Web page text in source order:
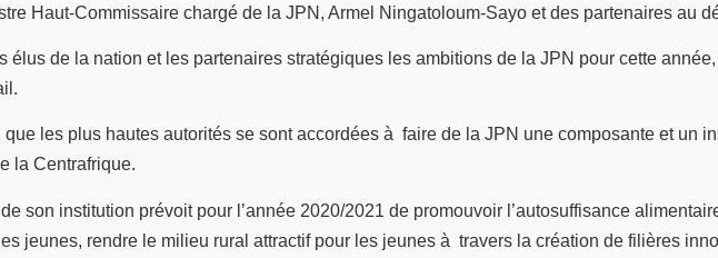
Haut-Commissaire chargé de la JPN, Armel Ningatoloum-Sayo et des partenaires au
élus de la nation et les partenaires stratégiques les ambitions de la JPN pour cette
les plus hautes autorités se sont accordées à faire de la JPN une composante et un
la Centrafrique.
son institution prévoit pour l’année 2020/2021 de promouvoir l’autosuffisance
jeunes, rendre le milieu rural attractif pour les jeunes à travers la création de filières